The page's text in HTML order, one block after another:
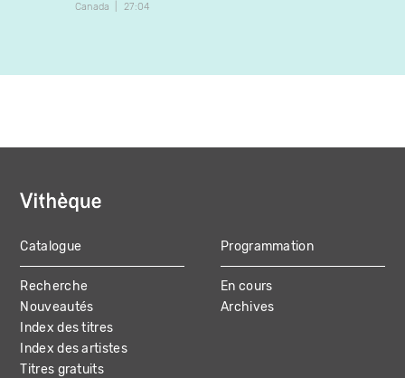
Canada
27:04
MAIN
NAVIGATION
Catalogue
Recherche
Nouveautés
Index des titres
Index des artistes
Titres gratuits
Programmation
En cours
Archives